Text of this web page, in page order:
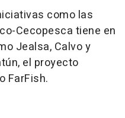
como las
Cecopesca tiene en
Jealsa, Calvo y
el proyecto
FarFish.